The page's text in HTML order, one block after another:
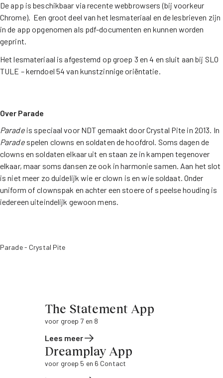
De app is beschikbaar via recente webbrowsers (bij voorkeur
Chrome). Een groot deel van het lesmateriaal en de lesbrieven zijn
in de app opgenomen als pdf-documenten en kunnen worden
geprint.
Het lesmateriaal is afgestemd op groep 3 en 4 en sluit aan bij SLO
TULE – kerndoel 54 van kunstzinnige oriëntatie.
Over Parade
Paradeis speciaal voor NDT gemaakt door Crystal Pite in 2013. In
Paradespelen clowns en soldaten de hoofdrol. Soms dagen de
clowns en soldaten elkaar uit en staan ze in kampen tegenover
elkaar, maar soms dansen ze ook in harmonie samen. Aan het slot
is niet meer zo duidelijk wie er clown is en wie soldaat. Onder
uniform of clownspak en achter een stoere of speelse houding is
iedereen uiteindelijk gewoon mens.
Parade - Crystal Pite
The Statement App
voor groep 7 en 8
Lees meer
Dreamplay App
voor groep 5 en 6 Contact